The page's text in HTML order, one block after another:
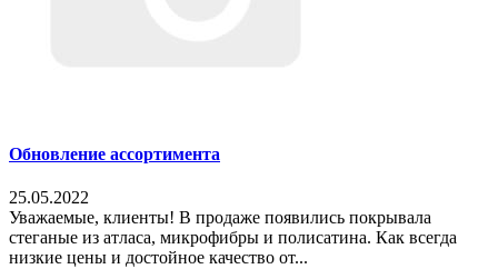
Обновление ассортимента
25.05.2022
Уважаемые, клиенты! В продаже появились покрывала
стеганые из атласа, микрофибры и полисатина. Как всегда
низкие цены и достойное качество от...